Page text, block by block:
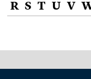
R S T U V